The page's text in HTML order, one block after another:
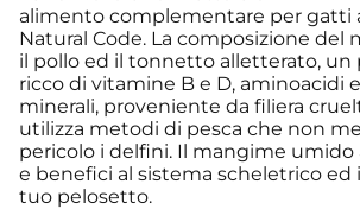
alimento complementare per gatti
Natural Code. La composizione del
il pollo ed il tonnetto alletterato, un
ricco di vitamine B e D, aminoacidi
minerali, proveniente da filiera
utilizza metodi di pesca che non
pericolo i delfini. Il mangime
e benefici al sistema scheletrico
tuo pelosetto.